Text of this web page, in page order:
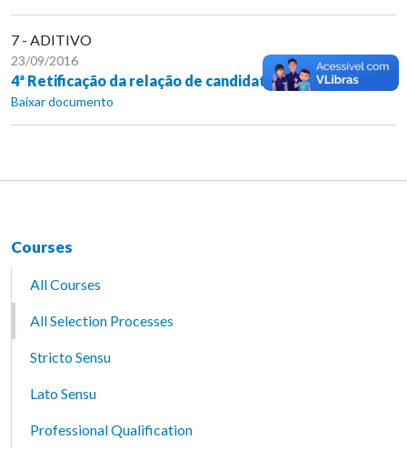
7 - ADITIVO
23/09/2016
4ª Retificação da relação de candidatos selecionados
Baixar documento
Courses
All Courses
All Selection Processes
Stricto Sensu
Lato Sensu
Professional Qualification